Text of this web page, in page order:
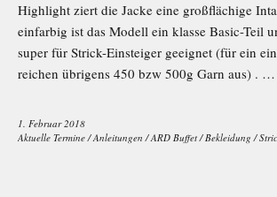
Highlight ziert die Jacke eine großflächige
einfarbig ist das Modell ein klasse Basic-Teil
super für Strick-Einsteiger geeignet (für ein
reichen übrigens 450 bzw 500g Garn aus) . …
1. Februar 2018
Aktuelle Termine/Anleitungen /ARD Buffet/Bekleidung /